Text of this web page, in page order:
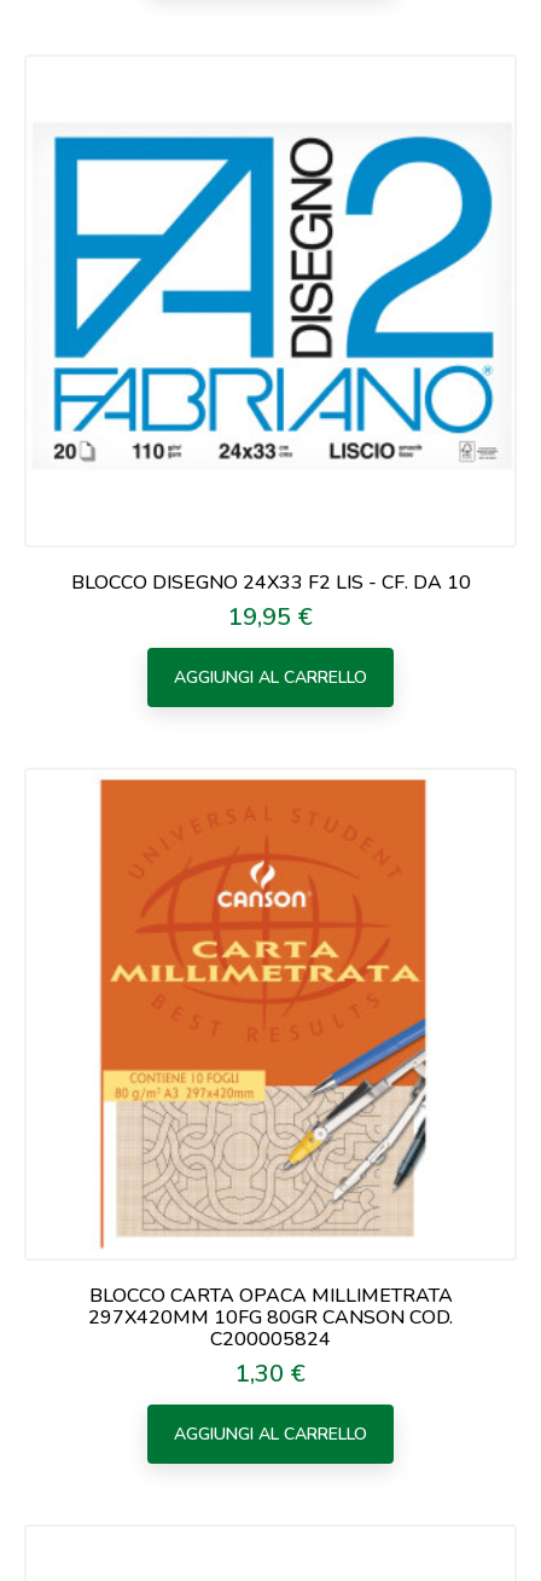
BLOCCO DISEGNO 24X33 F2 LIS - CF. DA 10
Prezzo
19,95 €
AGGIUNGI AL CARRELLO
BLOCCO CARTA OPACA MILLIMETRATA
297X420MM 10FG 80GR CANSON COD.
C200005824
Prezzo
1,30 €
AGGIUNGI AL CARRELLO